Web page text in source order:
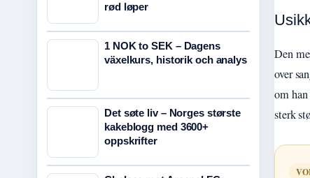
Den
over
om
sterk
rød løper
1 NOK to SEK – Dagens
växelkurs, historik och analys
Det søte liv – Norges største
kakeblogg med 3600+
oppskrifter